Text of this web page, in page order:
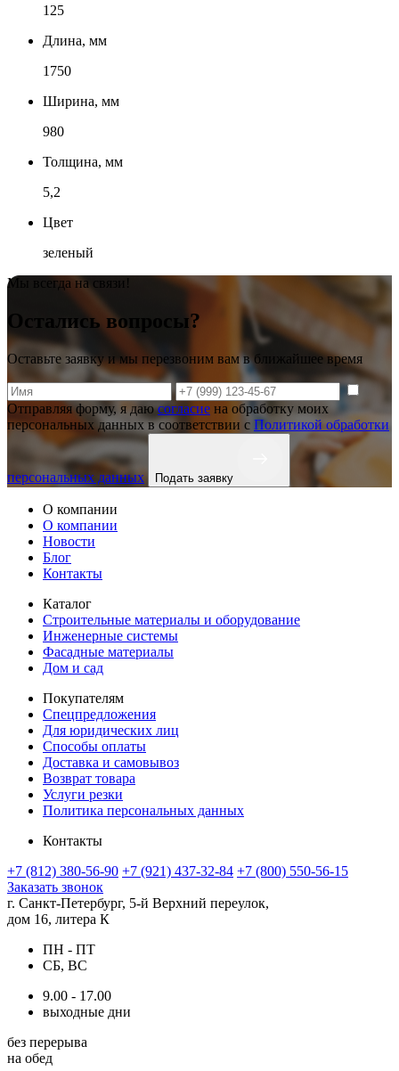
125
Длина, мм
1750
Ширина, мм
980
Толщина, мм
5,2
Цвет
зеленый
Мы всегда на связи!
Остались вопросы?
Оставьте заявку и мы перезвоним вам в ближайшее время
Отправляя форму, я даюсогласие на обработку моих
персональных данных в соответствии с Политикой обработки
персональных данных Подать заявку
О компании
О компании
Новости
Блог
Контакты
Каталог
Строительные материалы и оборудование
Инженерные системы
Фасадные материалы
Дом и сад
Покупателям
Спецпредложения
Для юридических лиц
Способы оплаты
Доставка и самовывоз
Возврат товара
Услуги резки
Политика персональных данных
Контакты
+7 (812) 380-56-90 +7 (921) 437-32-84 +7 (800) 550-56-15
Заказать звонок
г. Санкт-Петербург, 5-й Верхний переулок,
дом 16, литера К
ПН - ПТ
СБ, ВС
9.00 - 17.00
выходные дни
без перерыва
на обед